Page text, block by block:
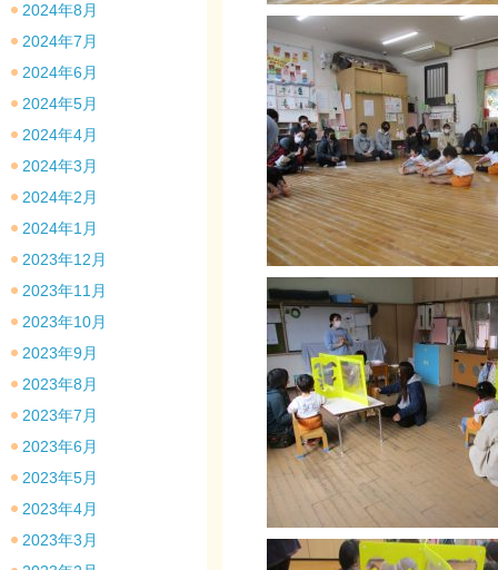
2024年8月
2024年7月
2024年6月
2024年5月
2024年4月
2024年3月
2024年2月
2024年1月
2023年12月
2023年11月
2023年10月
2023年9月
2023年8月
2023年7月
2023年6月
2023年5月
2023年4月
2023年3月